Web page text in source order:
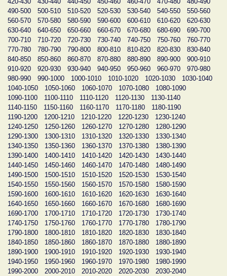
490-500
500-510 510-520 520-530 530-540 540-550
550-560
560-570
570-580 580-590 590-600 600-610 610-620
620-630
630-640
640-650 650-660 660-670 670-680 680-690
690-700
700-710
710-720 720-730 730-740 740-750 750-760
760-770
770-780
780-790 790-800 800-810 810-820 820-830
830-840
840-850
850-860 860-870 870-880 880-890 890-900
900-910
910-920
920-930 930-940 940-950 950-960 960-970
970-980
980-990
990-1000 1000-1010 1010-1020 1020-1030
1030-1040
1040-1050
1050-1060 1060-1070 1070-1080
1080-1090
1090-1100
1100-1110 1110-1120 1120-1130
1130-1140
1140-1150
1150-1160 1160-1170 1170-1180
1180-1190
1190-1200
1200-1210 1210-1220 1220-1230
1230-1240
1240-1250
1250-1260 1260-1270 1270-1280
1280-1290
1290-1300
1300-1310 1310-1320 1320-1330
1330-1340
1340-1350
1350-1360 1360-1370 1370-1380
1380-1390
1390-1400
1400-1410 1410-1420 1420-1430
1430-1440
1440-1450
1450-1460 1460-1470 1470-1480
1480-1490
1490-1500
1500-1510 1510-1520 1520-1530
1530-1540
1540-1550
1550-1560 1560-1570 1570-1580
1580-1590
1590-1600
1600-1610 1610-1620 1620-1630
1630-1640
1640-1650
1650-1660 1660-1670 1670-1680
1680-1690
1690-1700
1700-1710 1710-1720 1720-1730
1730-1740
1740-1750
1750-1760 1760-1770 1770-1780
1780-1790
1790-1800
1800-1810 1810-1820 1820-1830
1830-1840
1840-1850
1850-1860 1860-1870 1870-1880
1880-1890
1890-1900
1900-1910 1910-1920 1920-1930
1930-1940
1940-1950
1950-1960 1960-1970 1970-1980
1980-1990
1990-2000
2000-2010 2010-2020 2020-2030
2030-2040